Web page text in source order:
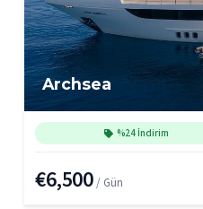
Archsea
%24 İndirim
€6,500 / Gün